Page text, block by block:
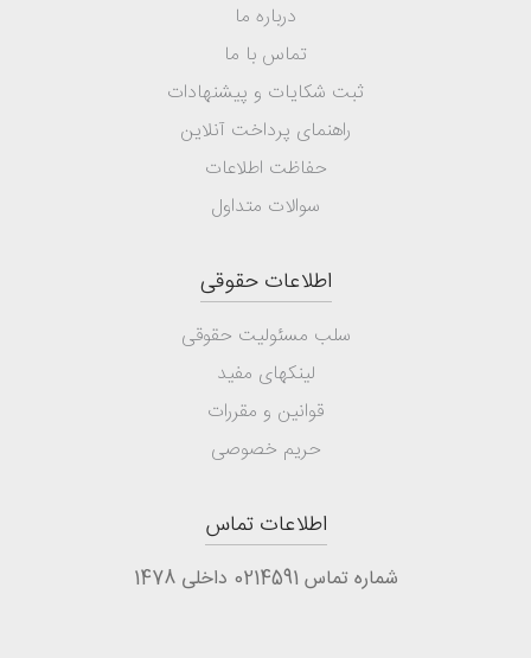
درباره ما
تماس با ما
ثبت شکایات و پیشنهادات
راهنمای پرداخت آنلاین
حفاظت اطلاعات
سوالات متداول
اطلاعات حقوقی
سلب مسئولیت حقوقی
لینکهای مفید
قوانین و مقررات
حریم خصوصی
اطلاعات تماس
شماره تماس 0214591 داخلی 1478